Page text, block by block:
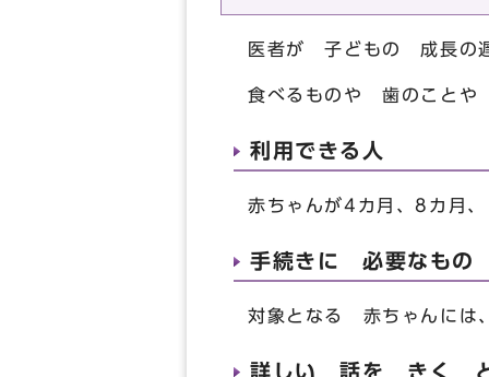
医者が 子どもの 成長の
食べるものや 歯のこと
利用できる人
赤ちゃんが4カ月、8カ月
手続きに 必要なもの
対象となる 赤ちゃんに
詳しい 話を きく